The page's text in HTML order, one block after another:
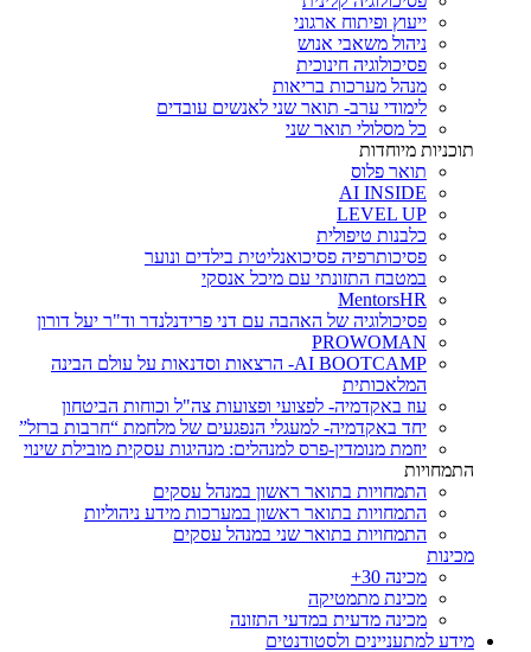
ייעוץ ופיתוח ארגוני
ניהול משאבי אנוש
פסיכולוגיה חינוכית
מנהל מערכות בריאות
לימודי ערב- תואר שני לאנשים עובדים
כל מסלולי תואר שני
תוכניות מיוחדות
תואר פלוס
AI INSIDE
LEVEL UP
כלבנות טיפולית
פסיכותרפיה פסיכואנליטית בילדים ונוער
במטבח התזונתי עם מיכל אנסקי
MentorsHR
פסיכולוגיה של האהבה עם דני פרידנלנדר וד"ר יעל דורון
PROWOMAN
AI BOOTCAMP- הרצאות וסדנאות על עולם הבינה
המלאכותית
עוז באקדמיה- לפצועי ופצועות צה"ל וכוחות הביטחון
יחד באקדמיה- למעגלי הנפגעים של מלחמת “חרבות ברזל”
יוזמת מנומדין-פרס למנהלים: מנהיגות עסקית מובילת שינוי
התמחויות
התמחויות בתואר ראשון במנהל עסקים
התמחויות בתואר ראשון במערכות מידע ניהוליות
התמחויות בתואר שני במנהל עסקים
מכינות
מכינה 30+
מכינת מתמטיקה
מכינה מדעית במדעי התזונה
מידע למתעניינים ולסטודנטים